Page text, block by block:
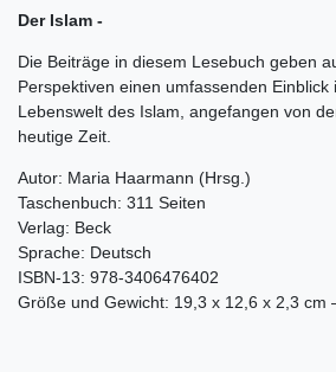
Der Islam -
Die Beiträge in diesem Lesebuch geben
Perspektiven einen umfassenden Einblick
Lebenswelt des Islam, angefangen von
heutige Zeit.
Autor: Maria Haarmann (Hrsg.)
Taschenbuch: 311 Seiten
Verlag: Beck
Sprache: Deutsch
ISBN-13: 978-3406476402
Größe und Gewicht: 19,3 x 12,6 x 2,3 cm